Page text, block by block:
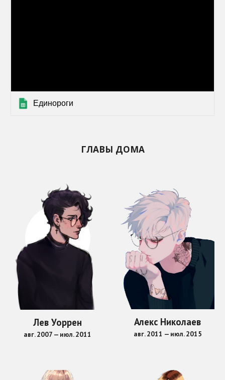
Единороги
ГЛАВЫ ДОМА
Лев Уоррен
авг. 2007 — июл. 2011
Алекс Николаев
авг. 2011 — июл. 2015